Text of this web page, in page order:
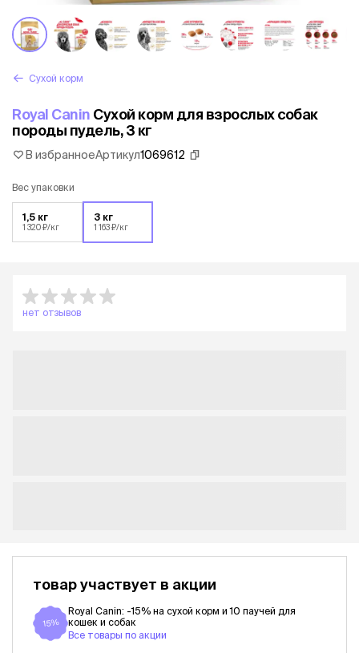
Сухой корм
Royal Canin Сухой корм для взрослых собак
породы пудель, 3 кг
В избранноеАртикул1069612
Вес упаковки
1,5 кг
1 320 ₽/кг
3 кг
1 163 ₽/кг
нет отзывов
товар участвует в акции
15%
Royal Canin: -15% на сухой корм и 10 паучей для
кошек и собак
Все товары по акции